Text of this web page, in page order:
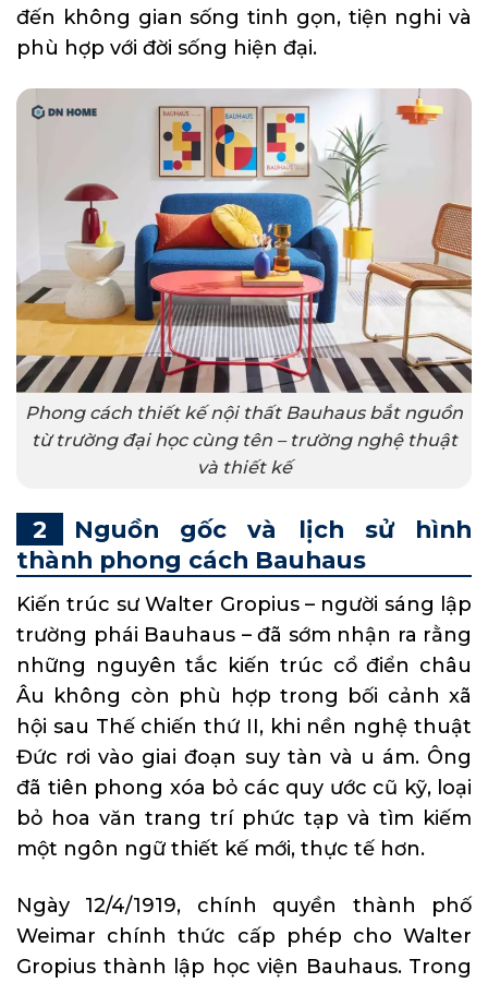
đến không gian sống tinh gọn, tiện nghi và
phù hợp với đời sống hiện đại.
Phong cách thiết kế nội thất Bauhaus bắt nguồn
từ trường đại học cùng tên – trường nghệ thuật
và thiết kế
Nguồn gốc và lịch sử hình
thành phong cách Bauhaus
Kiến trúc sư Walter Gropius – người sáng lập
trường phái Bauhaus – đã sớm nhận ra rằng
những nguyên tắc kiến trúc cổ điển châu
Âu không còn phù hợp trong bối cảnh xã
hội sau Thế chiến thứ II, khi nền nghệ thuật
Đức rơi vào giai đoạn suy tàn và u ám. Ông
đã tiên phong xóa bỏ các quy ước cũ kỹ, loại
bỏ hoa văn trang trí phức tạp và tìm kiếm
một ngôn ngữ thiết kế mới, thực tế hơn.
Ngày 12/4/1919, chính quyền thành phố
Weimar chính thức cấp phép cho Walter
Gropius thành lập học viện Bauhaus. Trong